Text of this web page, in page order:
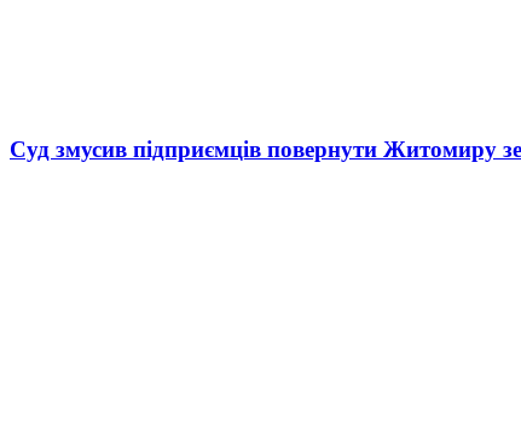
Суд змусив підприємців повернути Житомиру